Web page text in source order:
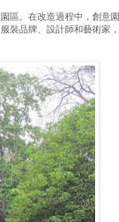
區。在改造過程中，創意園
裝品牌、設計師和藝術家，